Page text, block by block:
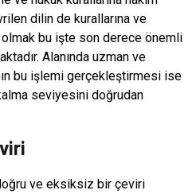
dilin de kurallarına ve
bu işte son derece önemli
Alanında uzman ve
bu işlemi gerçekleştirmesi ise
seviyesini doğrudan
ve eksiksiz bir çeviri